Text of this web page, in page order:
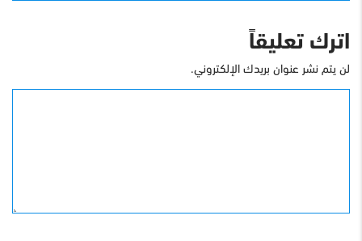
اترك تعليقاً
لن يتم نشر عنوان بريدك الإلكتروني.